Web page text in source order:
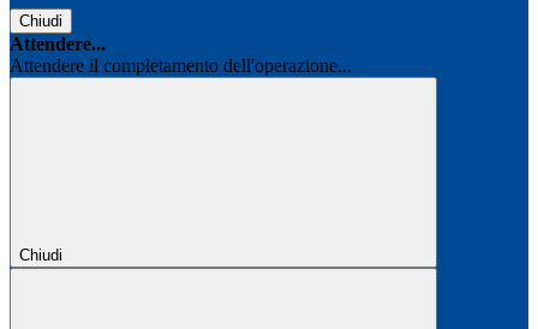
Chiudi
Attendere...
Attendere il completamento dell'operazione...
Chiudi